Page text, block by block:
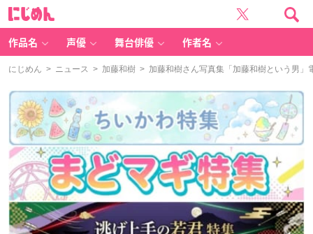
作品名 声優 舞台俳優 作者名
にじめん > ニュース > 加藤和樹 > 加藤和樹さん写真集「加藤和樹という男」